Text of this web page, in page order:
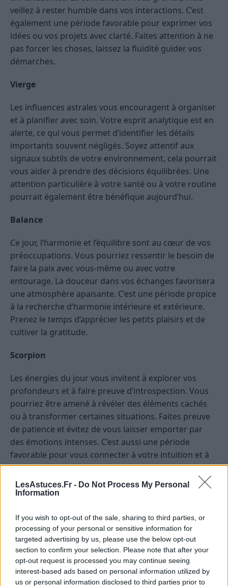
LesAstuces.Fr - Do Not Process My Personal
Information
If you wish to opt-out of the sale, sharing to third parties, or
processing of your personal or sensitive information for
targeted advertising by us, please use the below opt-out
section to confirm your selection. Please note that after your
opt-out request is processed you may continue seeing
interest-based ads based on personal information utilized by
us or personal information disclosed to third parties prior to
veillez à rester humble dans vos interactions. C’est
également une période favorable pour exprimer vos
idées ou vos projets avec clarté. Faites attention à ne
pas forcer les choses, laissez la fluidité guider vos
démarches.
Vierge
Les influences astrales vous encouragent à organiser
et à planifier avec soin. Votre esprit analytique est en
alerte, ce qui vous permet d’identifier les détails
importants souvent négligés. Soyez attentif aux
signaux subtils de votre environnement, cela pourrait
vous aider à prendre des décisions équilibrées. Une
attention particulière à votre santé ou à votre routine
pourrait également être bénéfique aujourd’hui.
Balance
Ce jour, l’harmonie et l’équilibre sont au cœur de vos
préoccupations. Vous pourriez ressentir le besoin de
faire la paix avec vous-même ou avec votre
entourage. La douceur dans vos échanges favorisera
une atmosphère apaisante. C’est une période propice
à la recherche d’harmonie intérieure et extérieure.
Prenez le temps d’apprécier les petits plaisirs et de
cultiver la gratitude.
Scorpion
Les énergies du jour vous invitent à explorer vos
profondeurs et à faire preuve d’introspection. Vous
pourriez être amené à révéler des éléments cachés
ou à transformer certaines situations. Faites preuve
de patience et évitez de vous laisser emporter par
des émotions intenses. C’est aussi une période
favorable pour vous connecter à votre intuition et à
votre sagesse intérieure.
Sagittaire
Ce jour, votre esprit d’aventure et votre soif de
découvertes sont accentués. Une ouverture d’esprit
vous permettra de voir les choses sous un angle
nouveau. Restez à l’écoute des opportunités qui se
présentent, même si elles sortent de votre zone de
confort. Faites attention à ne pas vous disperser,